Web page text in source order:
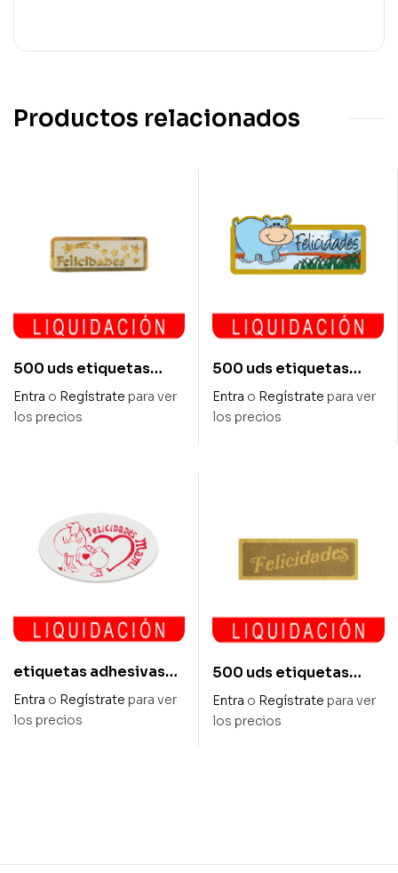
Productos relacionados
500 uds etiquetas
adhesivas 36x12mm
«felicidades»
Entra o Regístrate para ver
los precios
500 uds etiquetas
adhesivas 55x24mm
«felicidades»
Entra o Regístrate para ver
los precios
etiquetas adhesivas
45x27mm «felicidades
mami» 500uds
Entra o Regístrate para ver
los precios
500 uds etiquetas
adhesivas 36×12 mm
«felicidades»
Entra o Regístrate para ver
los precios